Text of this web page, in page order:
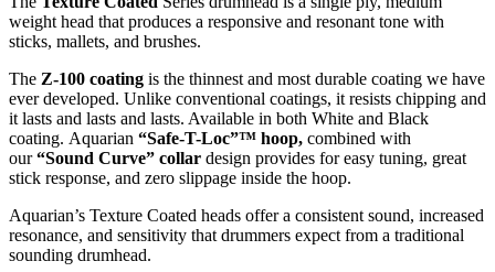
weight head that produces a responsive and resonant tone with
sticks, mallets, and brushes.
The Z-100 coating is the thinnest and most durable coating we have
ever developed. Unlike conventional coatings, it resists chipping and
it lasts and lasts and lasts. Available in both White and Black
coating. Aquarian “Safe-T-Loc”™ hoop, combined with
our“Sound Curve” collar design provides for easy tuning, great
stick response, and zero slippage inside the hoop.
Aquarian’s Texture Coated heads offer a consistent sound, increased
resonance, and sensitivity that drummers expect from a traditional
sounding drumhead.